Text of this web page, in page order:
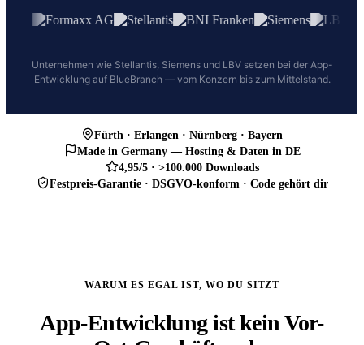
Unternehmen wie Stellantis, Siemens und LBV setzen bei der App-
Entwicklung auf BlueBranch — vom Konzern bis zum Mittelstand.
Fürth · Erlangen · Nürnberg · Bayern
Made in Germany — Hosting & Daten in DE
4,95/5 · >100.000 Downloads
Festpreis-Garantie · DSGVO-konform · Code gehört dir
WARUM ES EGAL IST, WO DU SITZT
App-Entwicklung ist kein Vor-